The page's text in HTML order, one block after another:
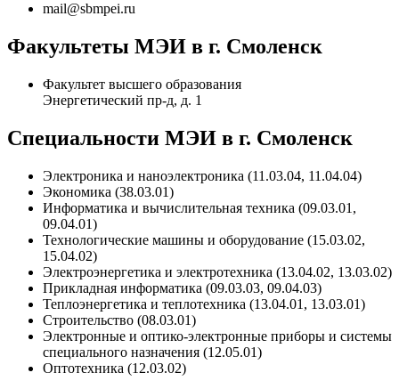
mail@sbmpei.ru
Факультеты МЭИ в г. Смоленск
Факультет высшего образования
Энергетический пр-д, д. 1
Специальности МЭИ в г. Смоленск
Электроника и наноэлектроника (11.03.04, 11.04.04)
Экономика (38.03.01)
Информатика и вычислительная техника (09.03.01,
09.04.01)
Технологические машины и оборудование (15.03.02,
15.04.02)
Электроэнергетика и электротехника (13.04.02, 13.03.02)
Прикладная информатика (09.03.03, 09.04.03)
Теплоэнергетика и теплотехника (13.04.01, 13.03.01)
Строительство (08.03.01)
Электронные и оптико-электронные приборы и системы
специального назначения (12.05.01)
Оптотехника (12.03.02)